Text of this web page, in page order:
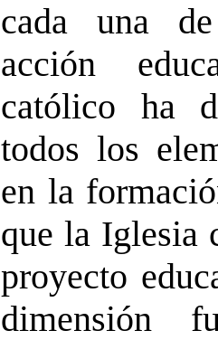
cada una
acción
católico ha
todos los
en la
que la Iglesia
proyecto
dimensión